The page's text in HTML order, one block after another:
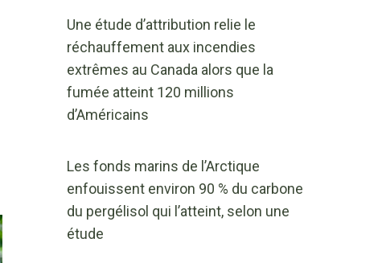
Une étude d’attribution relie le
réchauffement aux incendies
extrêmes au Canada alors que la
fumée atteint 120 millions
d’Américains
Les fonds marins de l’Arctique
enfouissent environ 90 % du carbone
du pergélisol qui l’atteint, selon une
étude